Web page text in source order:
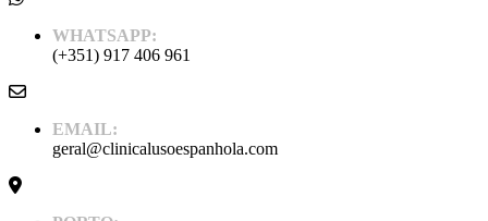
WHATSAPP:
(+351) 917 406 961
EMAIL:
geral@clinicalusoespanhola.com